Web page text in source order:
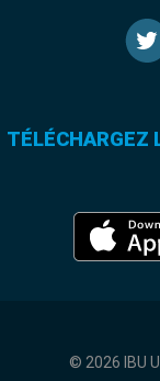
TÉLÉCHARGEZ
© 2026 IBU